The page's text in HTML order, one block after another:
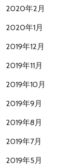
2020年2月
2020年1月
2019年12月
2019年11月
2019年10月
2019年9月
2019年8月
2019年7月
2019年5月